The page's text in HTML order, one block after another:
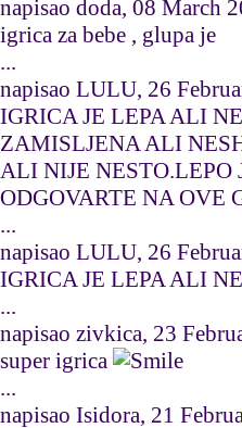
napisao doda, 08 March
igrica za bebe , glupa je
...
napisao LULU, 26
IGRICA JE LEPA ALI
ZAMISLJENA ALI
ALI NIJE NESTO.LEPO
ODGOVARTE NA OVE
...
napisao LULU, 26
IGRICA JE LEPA ALI
...
napisao zivkica, 23
super igrica
...
napisao Isidora, 21